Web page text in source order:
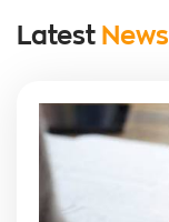
Latest News